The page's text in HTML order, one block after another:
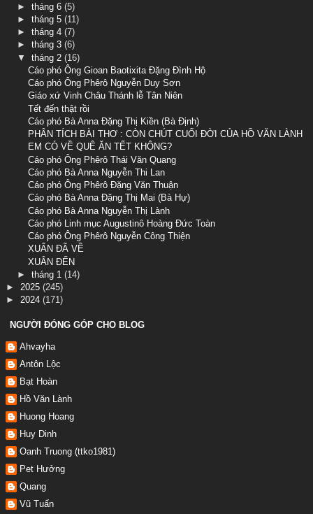
► tháng 6 (5)
► tháng 5 (11)
► tháng 4 (7)
► tháng 3 (6)
▼ tháng 2 (16)
Cáo phó Ông Gioan Baotixita Đặng Đình Hộ
Cáo phó Ông Phêrô Nguyễn Duy Sơn
Giáo xứ Vinh Châu Thánh lễ Tân Niên
Tết đến thật rồi
Cáo phó Bà Anna Đặng Thị Kiền (Bà Định)
PHÂN TÍCH BÀI THƠ : CÒN CHÚT CUỐI ĐỜI CỦA HỒ VĂN LÀNH
EM CÓ VỀ QUÊ ĂN TẾT KHÔNG?
Cáo phó Ông Phêrô Thái Văn Quang
Cáo phó Bà Anna Nguyễn Thi Lan
Cáo phó Ông Phêrô Đặng Văn Thuận
Cáo phó Bà Anna Đặng Thị Mai (Bà Hự)
Cáo phó Bà Anna Nguyễn Thị Lành
Cáo phó Linh mục Augustinô Hoàng Đức Toàn
Cáo phó Ông Phêrô Nguyễn Công Thiện
XUÂN ĐÃ VỀ
XUÂN ĐẾN
► tháng 1 (14)
► 2025 (245)
► 2024 (171)
NGƯỜI ĐÓNG GÓP CHO BLOG
Ahvayha
Antôn Lộc
Bạt Hoàn
Hồ Văn Lành
Huong Hoang
Huy Dinh
Oanh Truong (ttko1981)
Pet Hưởng
Quang
Vũ Tuấn